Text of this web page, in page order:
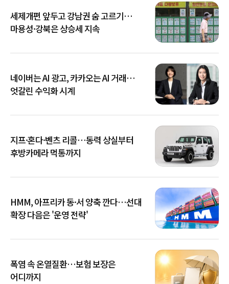
세제개편 앞두고 강남권 숨 고르기…
마용성·강북은 상승세 지속
네이버는 AI 광고, 카카오는 AI 거래…
엇갈린 수익화 시계
지프·혼다·벤츠 리콜…동력 상실부터
후방카메라 먹통까지
HMM, 아프리카 동·서 양축 깐다…선대
확장 다음은 '운영 전략'
폭염 속 온열질환…보험 보장은
어디까지